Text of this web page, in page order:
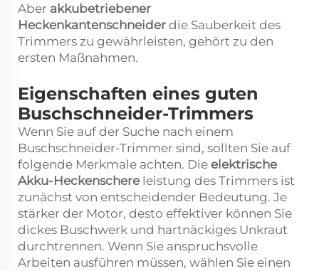
Aber akkubetriebener
Heckenkantenschneider die Sauberkeit des
Trimmers zu gewährleisten, gehört zu den
ersten Maßnahmen.
Eigenschaften eines guten
Buschschneider-Trimmers
Wenn Sie auf der Suche nach einem
Buschschneider-Trimmer sind, sollten Sie auf
folgende Merkmale achten. Die elektrische
Akku-Heckenschere leistung des Trimmers ist
zunächst von entscheidender Bedeutung. Je
stärker der Motor, desto effektiver können Sie
dickes Buschwerk und hartnäckiges Unkraut
durchtrennen. Wenn Sie anspruchsvolle
Arbeiten ausführen müssen, wählen Sie einen